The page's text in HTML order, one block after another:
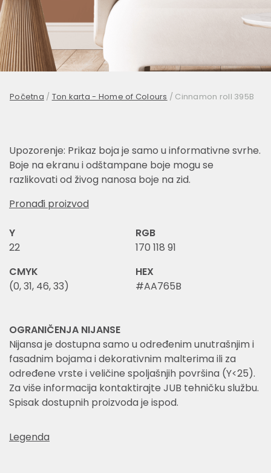
Početna / Ton karta - Home of Colours / Cinnamon roll 395B
Upozorenje: Prikaz boja je samo u informativne svrhe.
Boje na ekranu i odštampane boje mogu se
razlikovati od živog nanosa boje na zid.
Pronađi proizvod
Y
22
RGB
170 118 91
CMYK
(0, 31, 46, 33)
HEX
#AA765B
OGRANIČENJA NIJANSE
Nijansa je dostupna samo u određenim unutrašnjim i
fasadnim bojama i dekorativnim malterima ili za
određene vrste i veličine spoljašnjih površina (Y<25).
Za više informacija kontaktirajte JUB tehničku službu.
Spisak dostupnih proizvoda je ispod.
Legenda